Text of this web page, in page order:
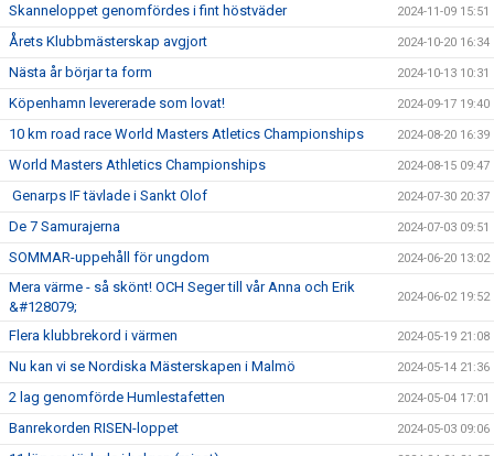
Skanneloppet genomfördes i fint höstväder 2024-11-09 15:51
Årets Klubbmästerskap avgjort 2024-10-20 16:34
Nästa år börjar ta form 2024-10-13 10:31
Köpenhamn levererade som lovat! 2024-09-17 19:40
10 km road race World Masters Atletics Championships 2024-08-20 16:39
World Masters Athletics Championships 2024-08-15 09:47
Genarps IF tävlade i Sankt Olof 2024-07-30 20:37
De 7 Samurajerna 2024-07-03 09:51
SOMMAR-uppehåll för ungdom 2024-06-20 13:02
Mera värme - så skönt! OCH Seger till vår Anna och Erik
&#128079;
2024-06-02 19:52
Flera klubbrekord i värmen 2024-05-19 21:08
Nu kan vi se Nordiska Mästerskapen i Malmö 2024-05-14 21:36
2 lag genomförde Humlestafetten 2024-05-04 17:01
Banrekorden RISEN-loppet 2024-05-03 09:06